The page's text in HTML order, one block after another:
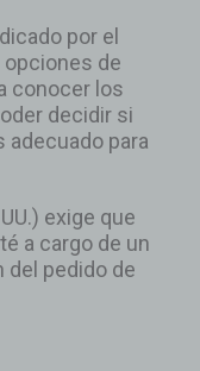
por el
de
conocer los
decidir si
adecuado para
exige que
a cargo de un
del pedido de